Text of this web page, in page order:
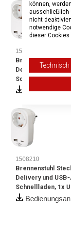
1508210
Brennenstuhl
Delivery und
Schnellladen, 1x
1508210
Brennenstuhl
Delivery und
Schnellladen, 1x
können,
ausschließlich
nicht
notwendige
dieser
Technisch